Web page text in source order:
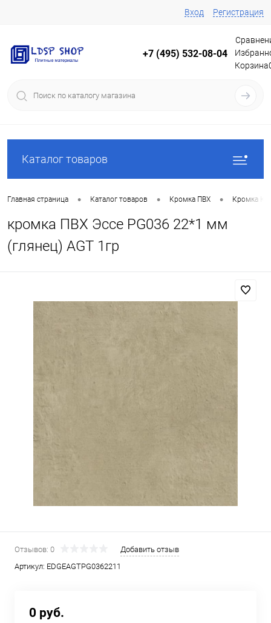
Вход Регистрация
+7 (495) 532-08-04
Корзина
Каталог товаров
Главная страница • Каталог товаров • Кромка ПВХ • Кромка
кромка ПВХ Эссе PG036 22*1 мм
(глянец) AGT 1гр
Отзывов: 0
Добавить отзыв
Артикул: EDGEAGTPG0362211
0 руб.